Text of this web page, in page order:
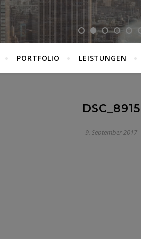
PORTFOLIO LEISTUNGEN
DSC_8915
9. September 2017